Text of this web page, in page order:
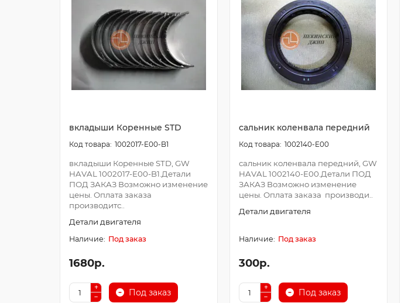
вкладыши Коренные STD
1002017-E00-B1
вкладыши Коренные STD, GW
HAVAL 1002017-E00-B1.Детали
ПОД ЗАКАЗ Возможно изменение
цены. Оплата заказа
производитс..
Детали двигателя
Под заказ
1680р.
Под заказ
сальник коленвала передний
1002140-E00
сальник коленвала передний, GW
HAVAL 1002140-E00.Детали ПОД
ЗАКАЗ Возможно изменение
цены. Оплата заказа производи..
Детали двигателя
Под заказ
300р.
Под заказ